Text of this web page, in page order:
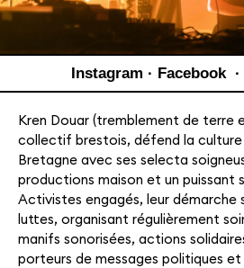
Instagram · Facebook·
Kren Douar (tremblement de terre
collectif brestois, défend la culture
Bretagne avec ses selecta
productions maison et un puissant
Activistes engagés, leur démarche
luttes, organisant régulièrement
manifs sonorisées, actions
porteurs de messages politiques et